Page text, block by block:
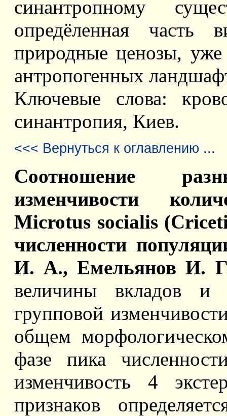
синантропному
опредёленная часть
природные ценозы, уже
антропогенных
Ключевые слова:
синантропия, Киев.
<<< Вернуться к оглавлению ...
Соотношение
изменчивости
Microtus socialis
численности
И. А., Емельянов И.
величины вкладов и
групповой
общем
фазе пика
изменчивость 4
признаков